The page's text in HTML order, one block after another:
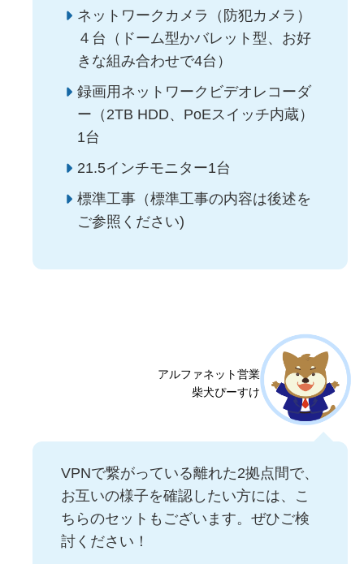
ネットワークカメラ（防犯カメラ）
４台（ドーム型かバレット型、お好
きな組み合わせで4台）
録画用ネットワークビデオレコーダ
ー（2TB HDD、PoEスイッチ内蔵）
1台
21.5インチモニター1台
標準工事（標準工事の内容は後述を
ご参照ください)
アルファネット営業
柴犬ぴーすけ
VPNで繋がっている離れた2拠点間で、
お互いの様子を確認したい方には、こ
ちらのセットもございます。ぜひご検
討ください！